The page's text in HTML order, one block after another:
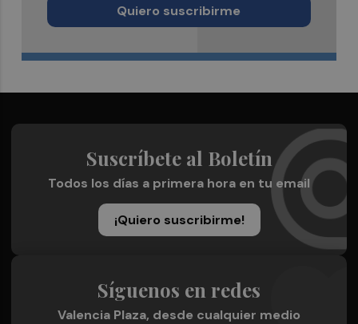
Quiero suscribirme
Suscríbete al Boletín
Todos los días a primera hora en tu email
¡Quiero suscribirme!
Síguenos en redes
Valencia Plaza, desde cualquier medio